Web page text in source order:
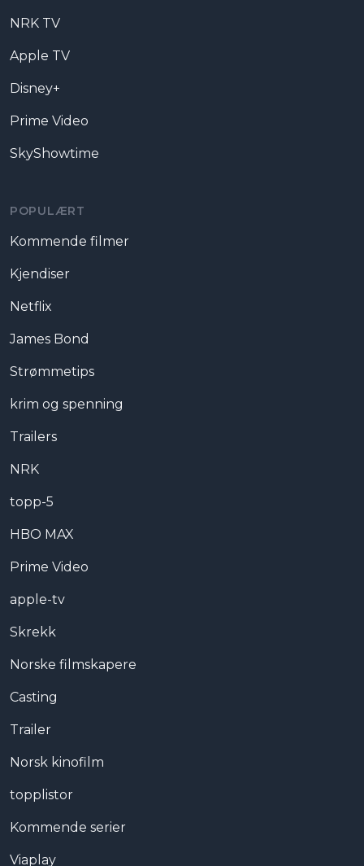
NRK TV
Apple TV
Disney+
Prime Video
SkyShowtime
POPULÆRT
Kommende filmer
Kjendiser
Netflix
James Bond
Strømmetips
krim og spenning
Trailers
NRK
topp-5
HBO MAX
Prime Video
apple-tv
Skrekk
Norske filmskapere
Casting
Trailer
Norsk kinofilm
topplistor
Kommende serier
Viaplay